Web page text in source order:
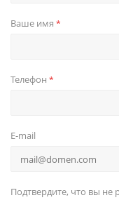
Ваше имя *
Телефон *
E-mail
Подтвердите, что вы не